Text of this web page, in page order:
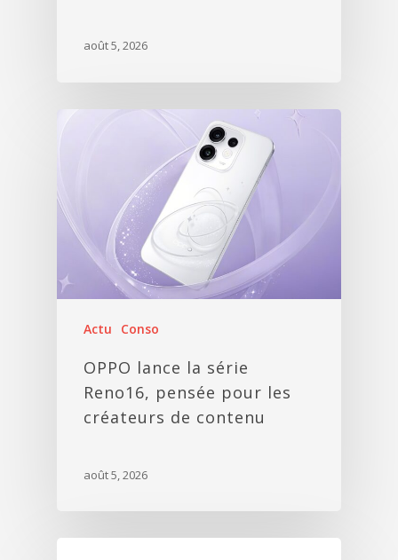
août 5, 2026
Actu Conso
OPPO lance la série
Reno16, pensée pour les
créateurs de contenu
août 5, 2026